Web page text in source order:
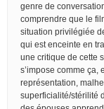
genre de
comprendre que le
situation privilégiée
qui est enceinte en
une critique de cette
s’impose comme ça,
représentation,
superficialité/stérilité